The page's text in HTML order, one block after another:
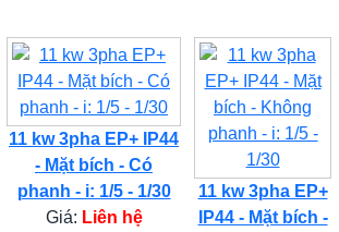
11 kw 3pha EP+ IP44
- Mặt bích - Có
phanh - i: 1/5 - 1/30
Giá: Liên hệ
11 kw 3pha EP+
IP44 - Mặt bích -